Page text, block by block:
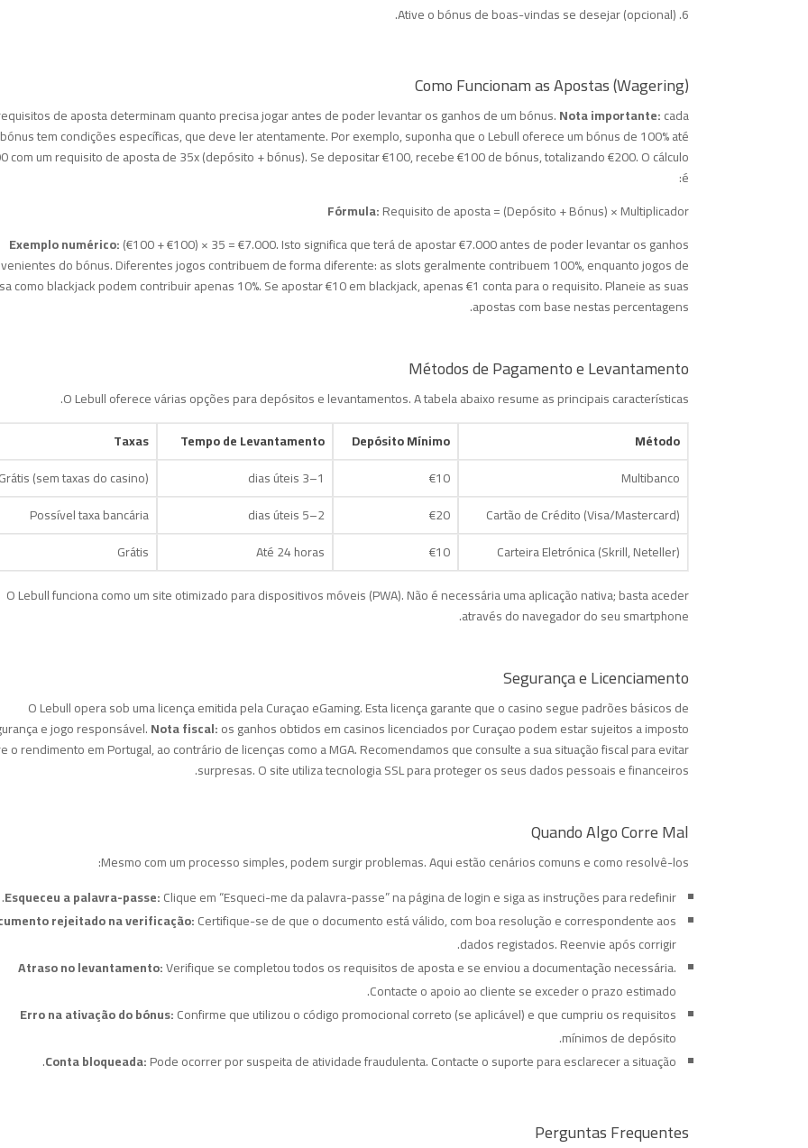
Ative o bónus de boas-vindas se desejar (opcional).
Como Funcionam as Apostas (Wagering)
de aposta determinam quanto precisa jogar antes de poder levantar os ganhos de um bónus.Nota importante:cada
bónus tem condições específicas, que deve ler atentamente. Por exemplo, suponha que o Lebull oferece um bónus de 100% até
com um requisito de aposta de 35x (depósito + bónus). Se depositar €100, recebe €100 de bónus, totalizando €200. O cálculo
é:
Fórmula:Requisito de aposta = (Depósito + Bónus) × Multiplicador
Exemplo numérico:(€100 + €100) × 35 = €7.000. Isto significa que terá de apostar €7.000 antes de poder levantar os ganhos
do bónus. Diferentes jogos contribuem de forma diferente: as slots geralmente contribuem 100%, enquanto jogos de
como blackjack podem contribuir apenas 10%. Se apostar €10 em blackjack, apenas €1 conta para o requisito. Planeie as suas
apostas com base nestas percentagens.
Métodos de Pagamento e Levantamento
O Lebull oferece várias opções para depósitos e levantamentos. A tabela abaixo resume as principais características.
Método
Depósito Mínimo
Tempo de Levantamento
Taxas
Multibanco
€10
1–3 dias úteis
(sem taxas do casino)
Cartão de Crédito (Visa/Mastercard)
€20
2–5 dias úteis
Possível taxa bancária
Carteira Eletrónica (Skrill, Neteller)
€10
Até 24 horas
Grátis
O Lebull funciona como um site otimizado para dispositivos móveis (PWA). Não é necessária uma aplicação nativa; basta aceder
através do navegador do seu smartphone.
Segurança e Licenciamento
O Lebull opera sob uma licença emitida pela Curaçao eGaming. Esta licença garante que o casino segue padrões básicos de
e jogo responsável.Nota fiscal:os ganhos obtidos em casinos licenciados por Curaçao podem estar sujeitos a imposto
o rendimento em Portugal, ao contrário de licenças como a MGA. Recomendamos que consulte a sua situação fiscal para evitar
surpresas. O site utiliza tecnologia SSL para proteger os seus dados pessoais e financeiros.
Quando Algo Corre Mal
Mesmo com um processo simples, podem surgir problemas. Aqui estão cenários comuns e como resolvê-los:
Esqueceu a palavra-passe:Clique em “Esqueci-me da palavra-passe” na página de login e siga as instruções para redefinir.
rejeitado na verificação:Certifique-se de que o documento está válido, com boa resolução e correspondente aos
dados registados. Reenvie após corrigir.
Atraso no levantamento:Verifique se completou todos os requisitos de aposta e se enviou a documentação necessária.
Contacte o apoio ao cliente se exceder o prazo estimado.
Erro na ativação do bónus:Confirme que utilizou o código promocional correto (se aplicável) e que cumpriu os requisitos
mínimos de depósito.
Conta bloqueada:Pode ocorrer por suspeita de atividade fraudulenta. Contacte o suporte para esclarecer a situação.
Perguntas Frequentes